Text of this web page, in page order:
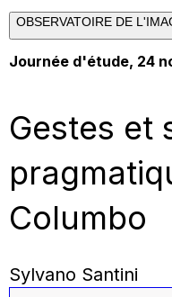
OBSERVATOIRE DE
Journée d'étude, 24
Gestes et
Columbo
Sylvano Santini